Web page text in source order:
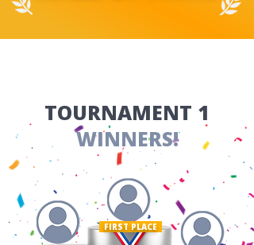
​TOURNAMENT 1
WINNERS!
FIRST PLACE ​